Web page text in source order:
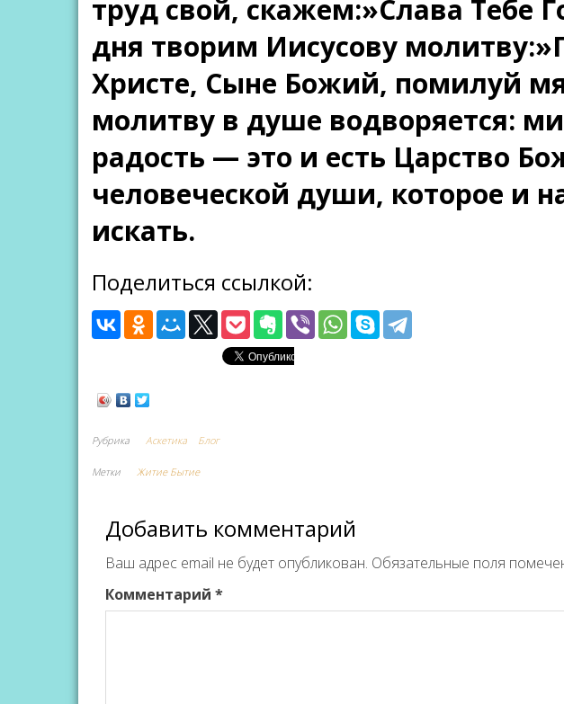
труд свой, скажем:»Слава Тебе
дня творим Иисусову
Христе, Сыне Божий, помилуй
молитву в душе водворяется:
радость — это и есть Царство
человеческой души, которое и
искать.
Поделиться ссылкой:
Рубрика Аскетика Блог
Метки Житие Бытие
Добавить комментарий
Ваш адрес email не будет опубликован. Обязательные поля
Комментарий *